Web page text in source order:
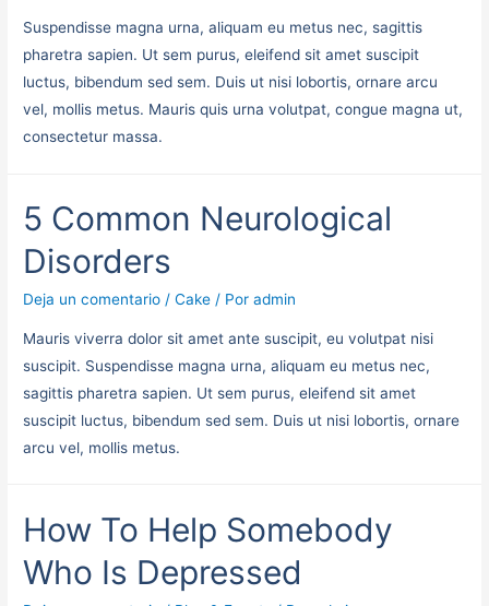
Suspendisse magna urna, aliquam eu metus nec, sagittis
pharetra sapien. Ut sem purus, eleifend sit amet suscipit
luctus, bibendum sed sem. Duis ut nisi lobortis, ornare arcu
vel, mollis metus. Mauris quis urna volutpat, congue magna ut,
consectetur massa.
5 Common Neurological
Disorders
Deja un comentario /Cake / Poradmin
Mauris viverra dolor sit amet ante suscipit, eu volutpat nisi
suscipit. Suspendisse magna urna, aliquam eu metus nec,
sagittis pharetra sapien. Ut sem purus, eleifend sit amet
suscipit luctus, bibendum sed sem. Duis ut nisi lobortis, ornare
arcu vel, mollis metus.
How To Help Somebody
Who Is Depressed